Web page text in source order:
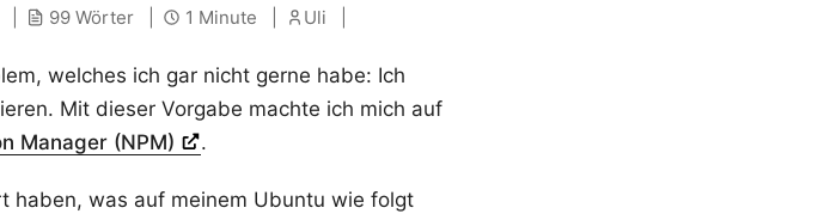
99 Wörter 1 Minute Uli
welches ich gar nicht gerne habe: Ich
Mit dieser Vorgabe machte ich mich auf
Manager (NPM) .
haben, was auf meinem Ubuntu wie folgt